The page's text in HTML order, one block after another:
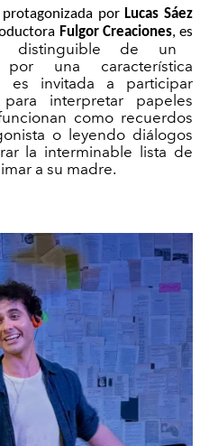
protagonizada por Lucas Sáez
Fulgor Creaciones, es
distinguible de un
por una característica
es invitada a participar
interpretar papeles
como recuerdos
o leyendo diálogos
la interminable lista de
a su madre.